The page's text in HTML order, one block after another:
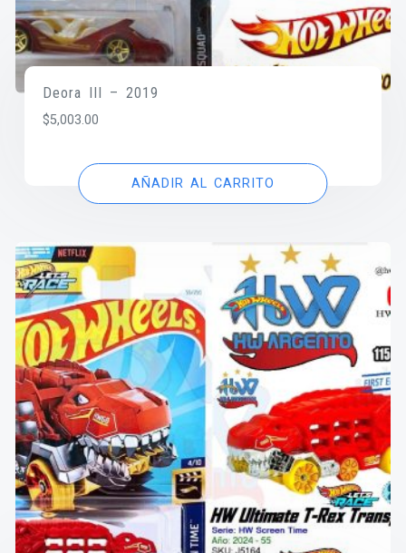
Deora III – 2019
$5,003.00
AÑADIR AL CARRITO